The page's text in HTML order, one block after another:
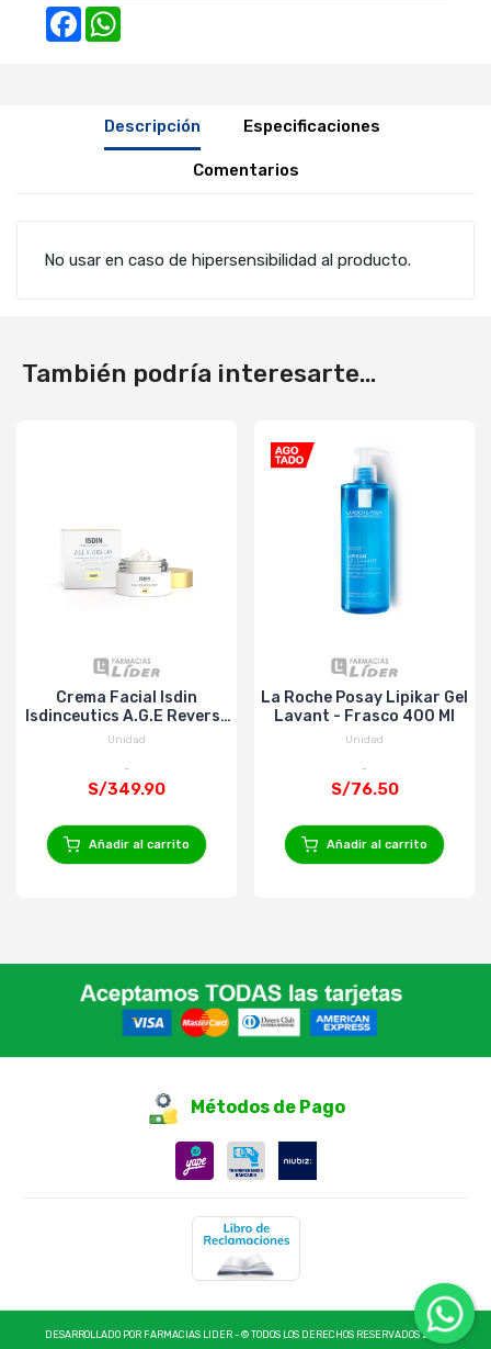
Facebook
Descripción Especificaciones
Comentarios
No usar en caso de hipersensibilidad al producto.
También podría interesarte...
Crema Facial Isdin
Isdinceutics A.G.E Reverse
Day - Pote 50 Ml
Unidad
S/349.90
Añadir al carrito
La Roche Posay Lipikar Gel
Lavant - Frasco 400 Ml
Unidad
S/76.50
Añadir al carrito
Métodos de Pago
DESARROLLADO POR FARMACIAS LIDER - © TODOS LOS DERECHOS RESERVADOS 2025